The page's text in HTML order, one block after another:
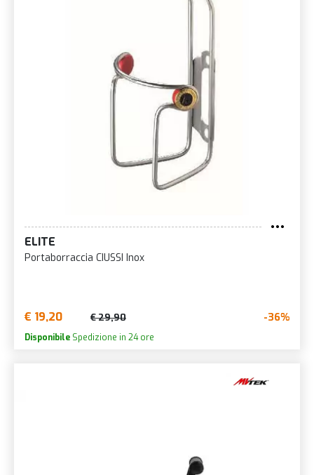
ELITE
Portaborraccia CIUSSI Inox
€ 19,20 € 29,90 -36%
Disponibile Spedizione in 24 ore